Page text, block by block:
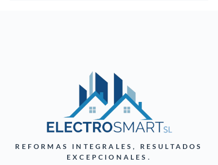
REFORMAS INTEGRALES, RESULTADOS
EXCEPCIONALES.